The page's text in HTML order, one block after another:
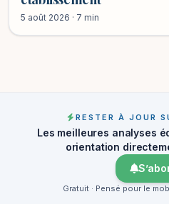
5 août 2026 · 7 min
RESTER À JOUR
Les meilleures analyses
orientation
Gratuit · Pensé pour le